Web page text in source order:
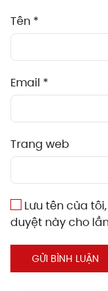
Tên *
Email *
Trang web
Lưu tên của
duyệt này cho
GỬI BÌNH LUẬN